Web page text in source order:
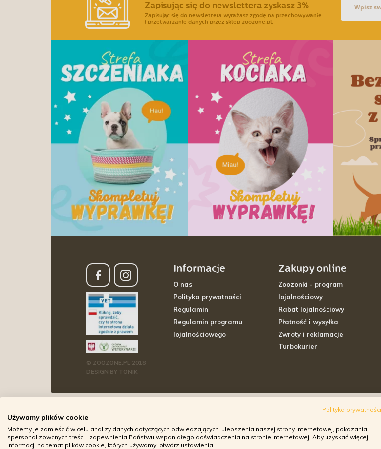
Zapisując się do newslettera zyskasz 3%
Zapisując się do newslettera wyrażasz zgodę na przechowywanie
i przetwarzanie danych przez sklep zoozone.pl.
© ZOOZONE.PL 2018
DESIGN BY TONIK
Informacje
O nas
Polityka prywatności
Regulamin
Regulamin programu
lojalnościowego
Zakupy online
Zoozonki - program
lojalnościowy
Rabat lojalnościowy
Płatność i wysyłka
Zwroty i reklamacje
Turbokurier
Polityka prywatności
Używamy plików cookie
Możemy je zamieścić w celu analizy danych dotyczących odwiedzających, ulepszenia naszej strony internetowej, pokazania
spersonalizowanych treści i zapewnienia Państwu wspaniałego doświadczenia na stronie internetowej. Aby uzyskać więcej
informacji na temat plików cookie, których używamy, otwórz ustawienia.